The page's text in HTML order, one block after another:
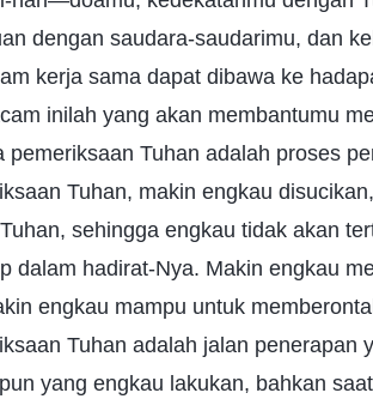
dengan saudara-saudarimu, dan
kerja sama dapat dibawa ke
inilah yang akan membantumu
pemeriksaan Tuhan adalah proses
Tuhan, makin engkau
sehingga engkau tidak akan
dalam hadirat-Nya. Makin engkau
engkau mampu untuk
Tuhan adalah jalan penerapan
yang engkau lakukan, bahkan